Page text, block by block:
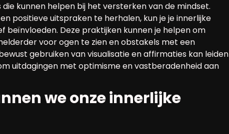
kunnen helpen bij het versterken van de mindset.
positieve uitspraken te herhalen, kun je je innerlijke
Deze praktijken kunnen je helpen om
voor ogen te zien en obstakels met een
gebruiken van visualisatie en affirmaties kan leiden
uitdagingen met optimisme en vastberadenheid aan
we onze innerlijke